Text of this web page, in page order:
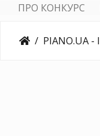
ПРО КОНКУРС
PIANO.UA - I